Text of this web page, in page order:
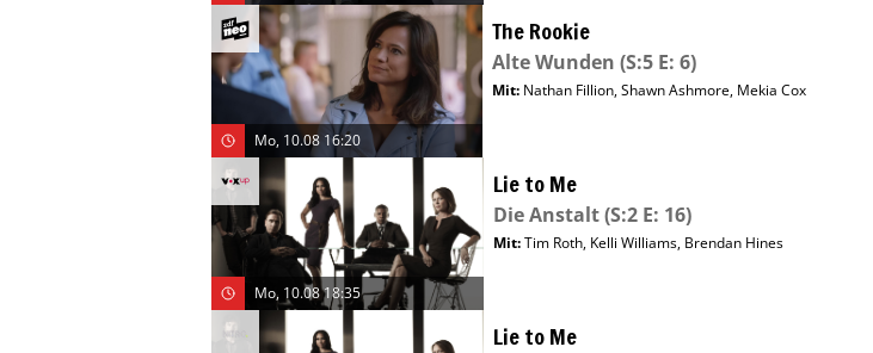
Mo, 10.08 16:20
The Rookie
Alte Wunden (S:5 E: 6)
Mit: Nathan Fillion,Shawn Ashmore, Mekia Cox
Mo, 10.08 18:35
Lie to Me
Die Anstalt(S:2 E: 16)
Mit:Tim Roth, Kelli Williams, Brendan Hines
Lie to Me